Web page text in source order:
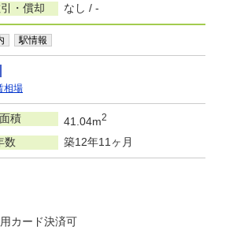
・償却 なし / -
駅情報
相場
積 41.04m2
数 築12年11ヶ月
カード決済可